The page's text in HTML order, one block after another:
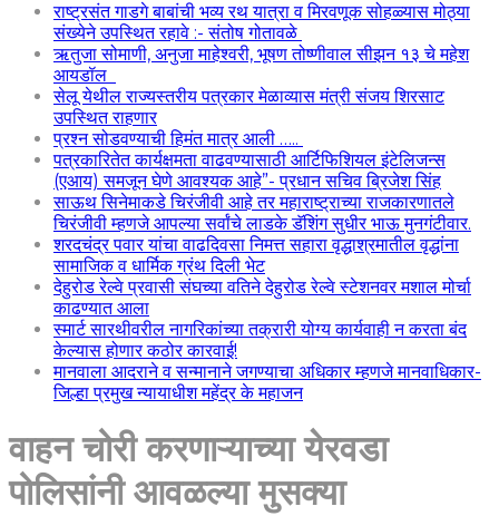
राष्ट्रसंत गाडगे बाबांची भव्य रथ यात्रा व मिरवणूक सोहळ्यास मोठ्या
संख्येने उपस्थित रहावे :- संतोष गोतावळे
ऋतुजा सोमाणी, अनुजा माहेश्वरी, भूषण तोष्णीवाल सीझन १३ चे महेश
आयडॉल
सेलू येथील राज्यस्तरीय पत्रकार मेळाव्यास मंत्री संजय शिरसाट
उपस्थित राहणार
प्रश्न सोडवण्याची हिमंत मात्र आली …..
पत्रकारितेत कार्यक्षमता वाढवण्यासाठी आर्टिफिशियल इंटेलिजन्स
(एआय) समजून घेणे आवश्यक आहे”- प्रधान सचिव ब्रिजेश सिंह
साऊथ सिनेमाकडे चिरंजीवी आहे तर महाराष्ट्राच्या राजकारणातले
चिरंजीवी म्हणजे आपल्या सर्वांचे लाडके डॅशिंग सुधीर भाऊ मुनगंटीवार.
शरदचंद्र पवार यांचा वाढदिवसा निमत्त सहारा वृद्धाश्रमातील वृद्धांना
सामाजिक व धार्मिक ग्रंथ दिली भेट
देहुरोड रेल्वे प्रवासी संघच्या वतिने देहुरोड रेल्वे स्टेशनवर मशाल मोर्चा
काढण्यात आला
स्मार्ट सारथीवरील नागरिकांच्या तक्रारी योग्य कार्यवाही न करता बंद
केल्यास होणार कठोर कारवाई!
मानवाला आदराने व सन्मानाने जगण्याचा अधिकार म्हणजे मानवाधिकार-
जिल्हा प्रमुख न्यायाधीश महेंद्र के महाजन
वाहन चोरी करणाऱ्याच्या येरवडा
पोलिसांनी आवळल्या मुसक्या